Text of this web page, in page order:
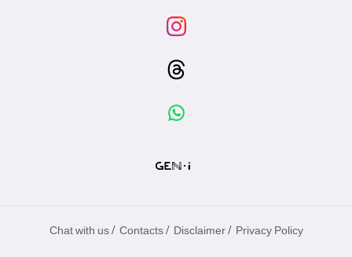
Chat with us / Contacts / Disclaimer / Privacy Policy